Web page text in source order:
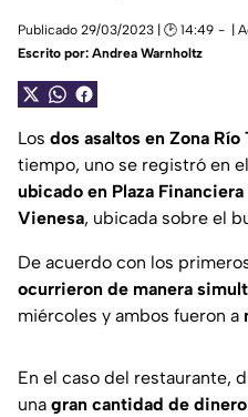
Publicado 29/03/2023 | 🕑 14:49 |
Escrito por: Andrea Warnholtz
Los dos asaltos en Zona Río
tiempo, uno se registró en
ubicado en Plaza Financiera
Vienesa, ubicada sobre el
De acuerdo con los
ocurrieron de manera
miércoles y ambos fueron a
En el caso del restaurante,
una gran cantidad de dinero